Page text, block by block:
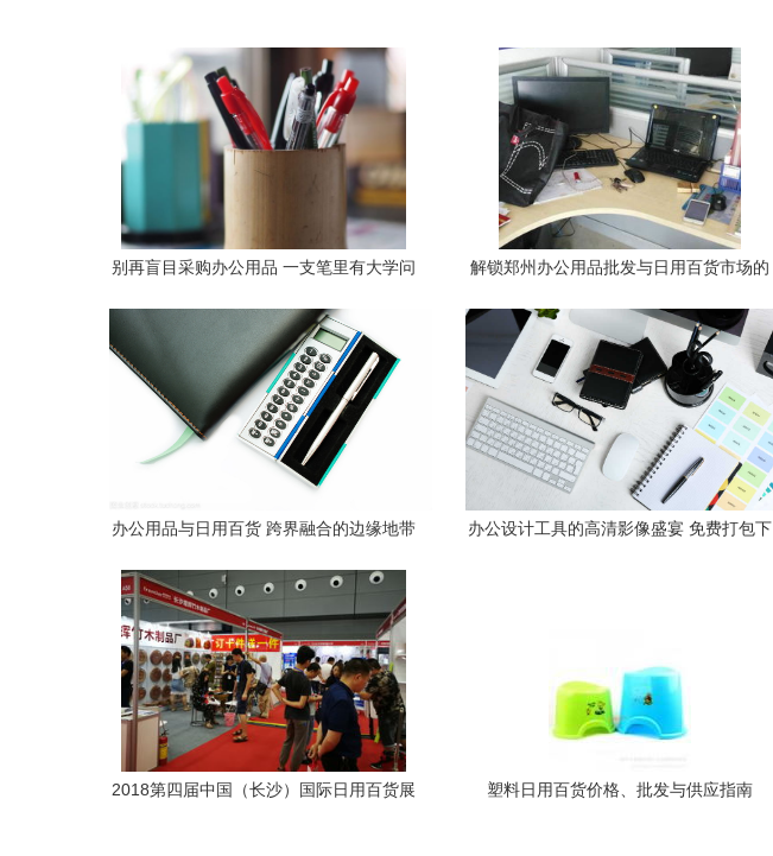
别再盲目采购办公用品 一支笔里有大学问
解锁郑州办公用品批发与日用百货市场的
办公用品与日用百货 跨界融合的边缘地带
办公设计工具的高清影像盛宴 免费打包下
2018第四届中国（长沙）国际日用百货展
塑料日用百货价格、批发与供应指南